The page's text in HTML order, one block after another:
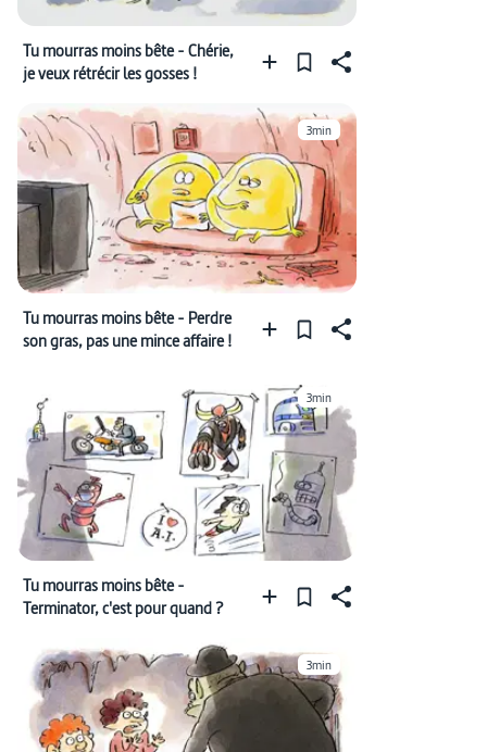
Tu mourras moins bête - Chérie,
je veux rétrécir les gosses !
3min
Tu mourras moins bête - Perdre
son gras, pas une mince affaire !
3min
Tu mourras moins bête -
Terminator, c'est pour quand ?
3min